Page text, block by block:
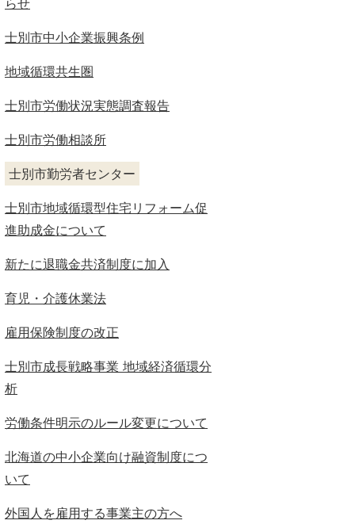
らせ
士別市中小企業振興条例
地域循環共生圏
士別市労働状況実態調査報告
士別市労働相談所
士別市勤労者センター
士別市地域循環型住宅リフォーム促
進助成金について
新たに退職金共済制度に加入
育児・介護休業法
雇用保険制度の改正
士別市成長戦略事業 地域経済循環分
析
労働条件明示のルール変更について
北海道の中小企業向け融資制度につ
いて
外国人を雇用する事業主の方へ